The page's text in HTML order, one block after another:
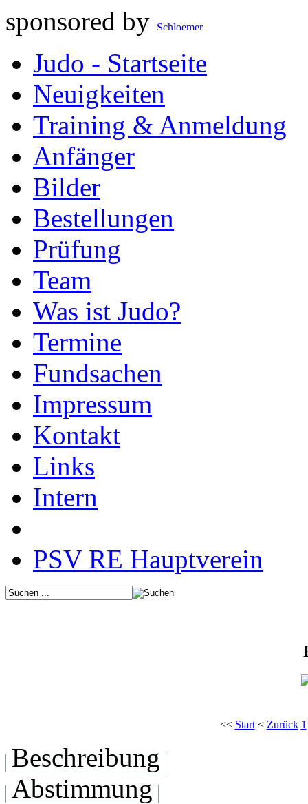
sponsored by
Judo - Startseite
Neuigkeiten
Training & Anmeldung
Anfänger
Bilder
Bestellungen
Prüfung
Team
Was ist Judo?
Termine
Fundsachen
Impressum
Kontakt
Links
Intern
PSV RE Hauptverein
<< Start< Zurück 1
Beschreibung
Abstimmung